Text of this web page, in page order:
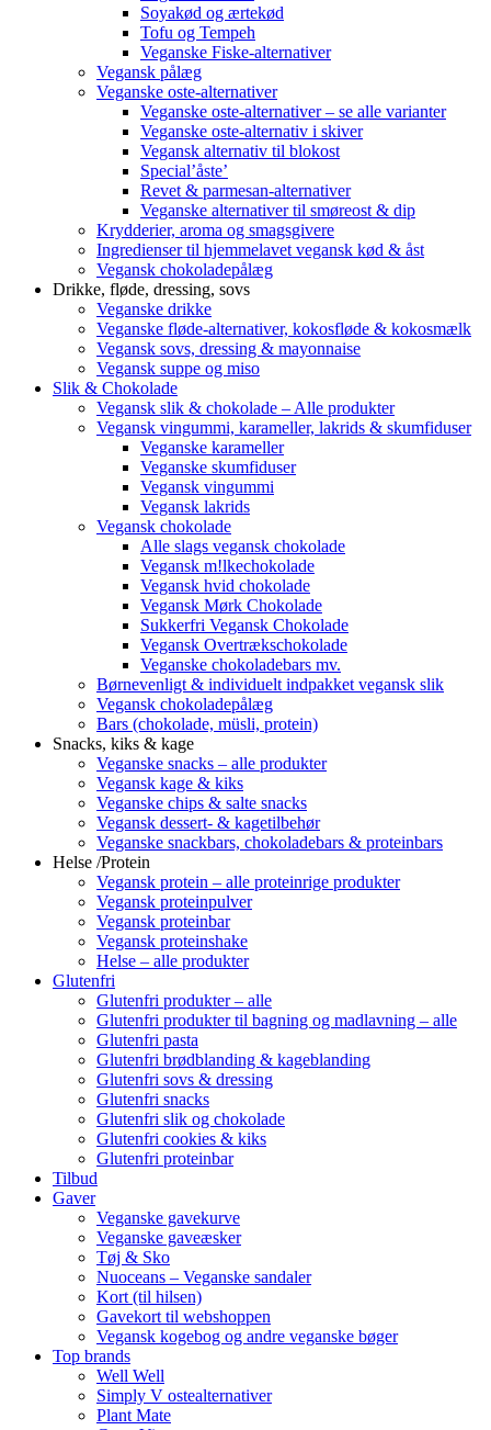
Soyakød og ærtekød
Tofu og Tempeh
Veganske Fiske-alternativer
Vegansk pålæg
Veganske oste-alternativer
Veganske oste-alternativer – se alle varianter
Veganske oste-alternativ i skiver
Vegansk alternativ til blokost
Special’åste’
Revet & parmesan-alternativer
Veganske alternativer til smøreost & dip
Krydderier, aroma og smagsgivere
Ingredienser til hjemmelavet vegansk kød & åst
Vegansk chokoladepålæg
Drikke, fløde, dressing, sovs
Veganske drikke
Veganske fløde-alternativer, kokosfløde & kokosmælk
Vegansk sovs, dressing & mayonnaise
Vegansk suppe og miso
Slik & Chokolade
Vegansk slik & chokolade – Alle produkter
Vegansk vingummi, karameller, lakrids & skumfiduser
Veganske karameller
Veganske skumfiduser
Vegansk vingummi
Vegansk lakrids
Vegansk chokolade
Alle slags vegansk chokolade
Vegansk m!lkechokolade
Vegansk hvid chokolade
Vegansk Mørk Chokolade
Sukkerfri Vegansk Chokolade
Vegansk Overtrækschokolade
Veganske chokoladebars mv.
Børnevenligt & individuelt indpakket vegansk slik
Vegansk chokoladepålæg
Bars (chokolade, müsli, protein)
Snacks, kiks & kage
Veganske snacks – alle produkter
Vegansk kage & kiks
Veganske chips & salte snacks
Vegansk dessert- & kagetilbehør
Veganske snackbars, chokoladebars & proteinbars
Helse /Protein
Vegansk protein – alle proteinrige produkter
Vegansk proteinpulver
Vegansk proteinbar
Vegansk proteinshake
Helse – alle produkter
Glutenfri
Glutenfri produkter – alle
Glutenfri produkter til bagning og madlavning – alle
Glutenfri pasta
Glutenfri brødblanding & kageblanding
Glutenfri sovs & dressing
Glutenfri snacks
Glutenfri slik og chokolade
Glutenfri cookies & kiks
Glutenfri proteinbar
Tilbud
Gaver
Veganske gavekurve
Veganske gaveæsker
Tøj & Sko
Nuoceans – Veganske sandaler
Kort (til hilsen)
Gavekort til webshoppen
Vegansk kogebog og andre veganske bøger
Top brands
Well Well
Simply V ostealternativer
Plant Mate